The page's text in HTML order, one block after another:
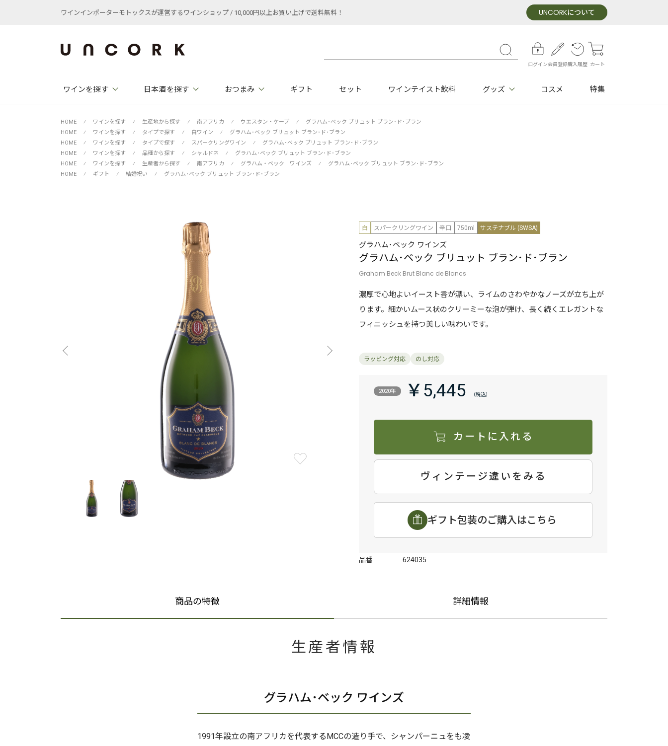
ワインインポーターモトックスが運営するワインショップ / 10,000円以上お買い上げで送料無料！ UNCORKについて
ログイン会員登録購入履歴 カート
ワインを探す 日本酒を探す おつまみ ギフト セット ワインテイスト飲料 グッズ コスメ 特集
HOME ⁄ ワインを探す ⁄ 生産地から探す ⁄ 南アフリカ ⁄ ウエスタン・ケープ ⁄
グラハム･ベック ブリュット ブラン･ド･ブラン
HOME
⁄ ワインを探す ⁄ タイプで探す ⁄ 白ワイン ⁄
グラハム･ベック ブリュット ブラン･ド･ブラン
HOME
⁄ ワインを探す ⁄ タイプで探す ⁄ スパークリングワイン ⁄
グラハム･ベック ブリュット ブラン･ド･ブラン
HOME
⁄ ワインを探す ⁄ 品種から探す ⁄ シャルドネ ⁄
グラハム･ベック ブリュット ブラン･ド･ブラン
HOME
⁄ ワインを探す ⁄ 生産者から探す ⁄ 南アフリカ ⁄ グラハム・ベック ワインズ ⁄
グラハム･ベック ブリュット ブラン･ド･ブラン
HOME
⁄ ギフト ⁄ 結婚祝い ⁄ グラハム･ベック ブリュット ブラン･ド･ブラン
白 スパークリングワイン 辛口 750ml サステナブル (SWSA)
グラハム･ベック ワインズ
グラハム･ベック ブリュット ブラン･ド･ブラン
Graham Beck Brut Blanc de Blancs
濃厚で心地よいイースト香が漂い、ライムのさわやかなノーズが立ち上が
ります。細かいムース状のクリーミーな泡が弾け、長く続くエレガントな
フィニッシュを持つ美しい味わいです。
2020年 ￥5,445
カートに入れる
ヴィンテージ違いをみる
ギフト包装のご購入はこちら
品番 624035
商品の特徴 詳細情報
生産者情報
グラハム･ベック ワインズ
1991年設立の南アフリカを代表するMCCの造り手で、シャンパーニュをも凌